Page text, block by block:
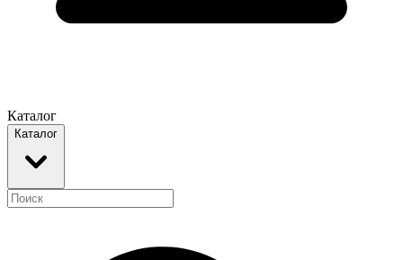
Каталог
Каталог